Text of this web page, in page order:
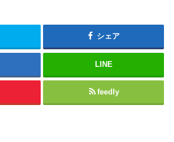
シェア
LINE
feedly